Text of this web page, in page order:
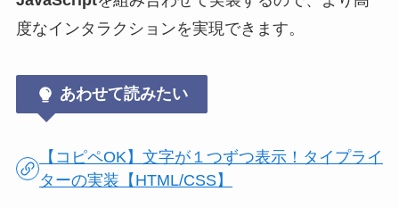
度なインタラクションを実現できます。
あわせて読みたい
【コピペOK】文字が１つずつ表示！タイプライ
ターの実装【HTML/CSS】